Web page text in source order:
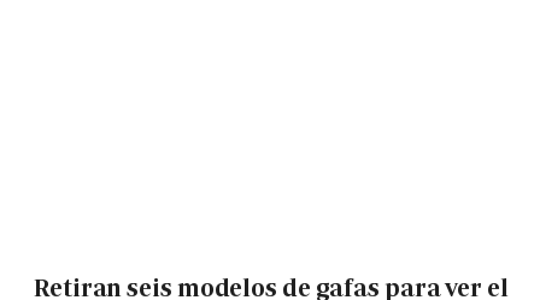
Retiran seis modelos de gafas para ver el